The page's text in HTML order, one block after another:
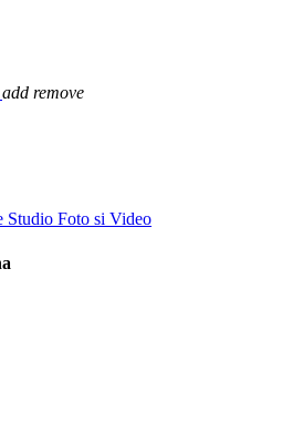
add remove
Studio Foto si Video